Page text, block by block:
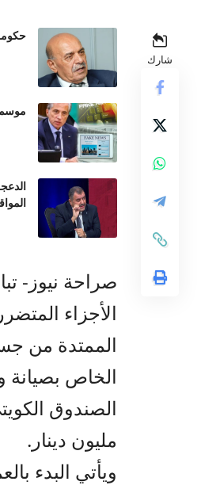
شارك
موسم
صراحة نيوز-
الأجزاء
الممتدة من
الخاص بصيانة
مليون دينار.
ويأتي البدء